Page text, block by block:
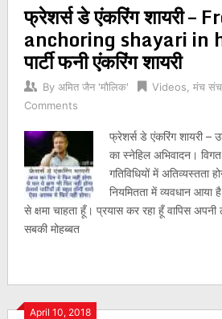
फ्रेशर्स डे एंकरिंग शायरी –
anchoring shayari in
पार्टी फनी एंकरिंग शायरी
By अमित जैन 'मौलिक' Videos मंच
Comments
फ्रेशर्स डे एंकरिंग शायरी –
का स्नेहिल अभिवादन।
गतिविधियों में अतिव्यस्तता
नियमितता में व्यवधान
से क्षमा चाहता हूँ। प्रयास कर रहा हूँ वापिस
सबकी मोहब्बत
April 10, 2018